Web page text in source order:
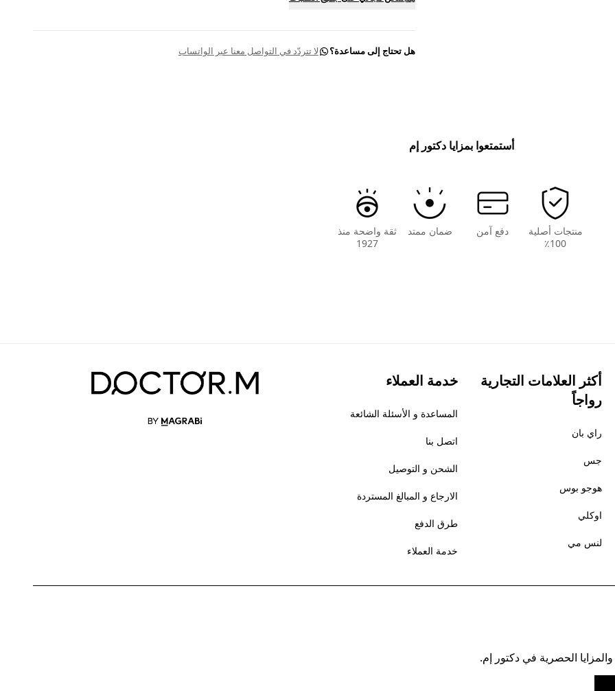
هل تحتاج إلى مساعدة؟ لا تتردّد في التواصل معنا عبر الواتساب
أستمتعوا بمزايا دكتور إم
منتجات أصلية
100٪
دفع آمن ضمان ممتد
ثقة واضحة منذ
1927
أكثر العلامات التجارية
رواجاً
راي بان
جس
هوجو بوس
اوكلي
لنس مي
خدمة العملاء
المساعدة و الأسئلة الشائعة
اتصل بنا
الشحن و التوصيل
الارجاع و المبالغ المستردة
طرق الدفع
خدمة العملاء
الحصرية في دكتور إم.